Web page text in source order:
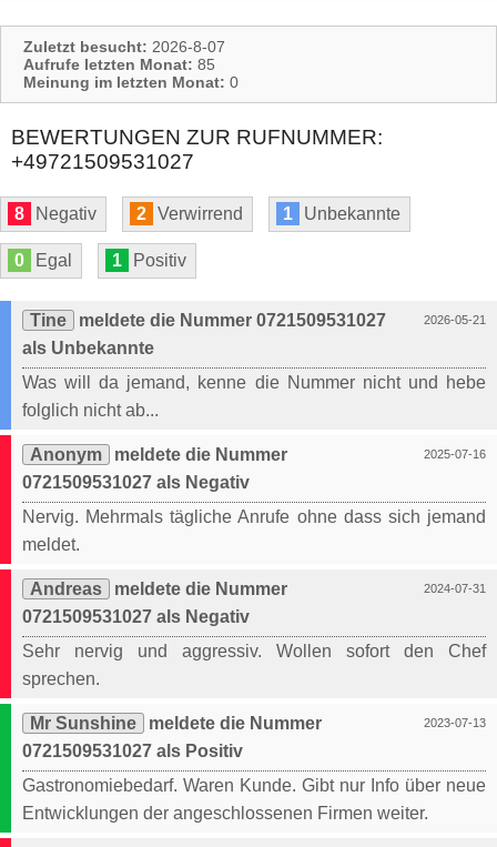
Zuletzt besucht: 2026-8-07
Aufrufe letzten Monat: 85
Meinung im letzten Monat: 0
BEWERTUNGEN ZUR RUFNUMMER:
+49721509531027
8 Negativ 2 Verwirrend 1 Unbekannte
0 Egal 1 Positiv
2026-05-21
Tine
meldete die Nummer 0721509531027
als Unbekannte
Was will da jemand, kenne die Nummer nicht und hebe
folglich nicht ab...
2025-07-16
Anonym
meldete die Nummer
0721509531027 als Negativ
Nervig. Mehrmals tägliche Anrufe ohne dass sich jemand
meldet.
2024-07-31
Andreas
meldete die Nummer
0721509531027 als Negativ
Sehr nervig und aggressiv. Wollen sofort den Chef
sprechen.
2023-07-13
Mr Sunshine
meldete die Nummer
0721509531027 als Positiv
Gastronomiebedarf. Waren Kunde. Gibt nur Info über neue
Entwicklungen der angeschlossenen Firmen weiter.